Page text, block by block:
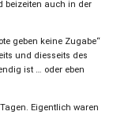
beizeiten auch in der
geben keine Zugabe“
und diesseits des
ist … oder eben
Eigentlich waren